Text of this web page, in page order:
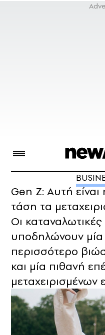
Gen Z: Αυτή είναι
τάση τα
Οι
υποδηλώνουν
περισσότερο
και μία πιθανή
μεταχειρισμένων